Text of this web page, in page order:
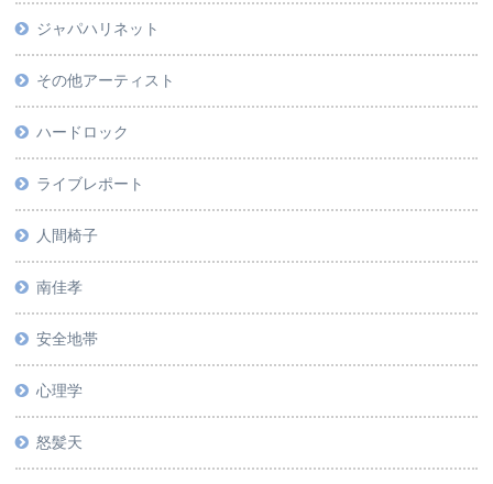
ジャパハリネット
その他アーティスト
ハードロック
ライブレポート
人間椅子
南佳孝
安全地帯
心理学
怒髪天